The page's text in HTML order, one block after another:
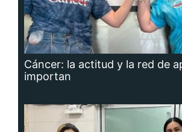
Cáncer: la actitud y la red de
importan